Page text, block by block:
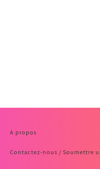
A propos
Contactez-nous / Soumettre